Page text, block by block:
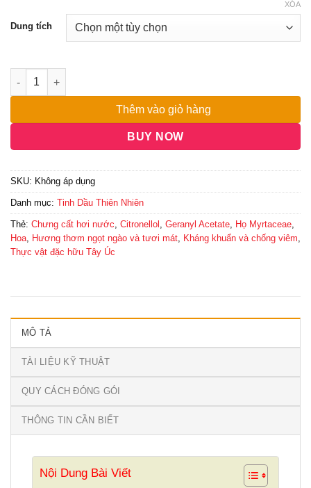
từ
850,000₫
Dung tích
XÓA
Thêm vào giỏ hàng
BUY NOW
SKU: Không áp dụng
Danh mục: Tinh Dầu Thiên Nhiên
Thẻ: Chưng cất hơi nước, Citronellol , Geranyl Acetate, Họ Myrtaceae,
Hoa, Hương thơm ngọt ngào và tươi mát, Kháng khuẩn và chống viêm,
Thực vật đặc hữu Tây Úc
MÔ TẢ
TÀI LIỆU KỸ THUẬT
QUY CÁCH ĐÓNG GÓI
THÔNG TIN CẦN BIẾT
Nội Dung Bài Viết